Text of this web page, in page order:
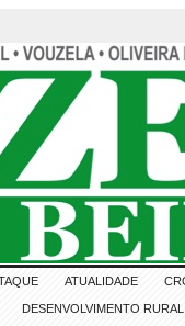
ATUALIDADE
DESENVOLVIMENTO RURAL